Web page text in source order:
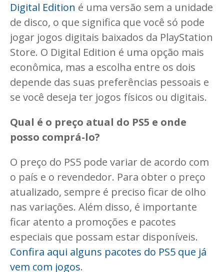
Digital Edition é uma versão sem a unidade
de disco, o que significa que você só pode
jogar jogos digitais baixados da PlayStation
Store. O Digital Edition é uma opção mais
econômica, mas a escolha entre os dois
depende das suas preferências pessoais e
se você deseja ter jogos físicos ou digitais.
Qual é o preço atual do PS5 e onde
posso comprá-lo?
O preço do PS5 pode variar de acordo com
o país e o revendedor. Para obter o preço
atualizado, sempre é preciso ficar de olho
nas variações. Além disso, é importante
ficar atento a promoções e pacotes
especiais que possam estar disponíveis.
Confira aqui alguns pacotes do PS5 que já
vem com jogos.